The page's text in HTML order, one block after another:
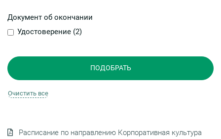
Документ об окончании
Удостоверение (2)
Расписание по направлению Корпоративная культура